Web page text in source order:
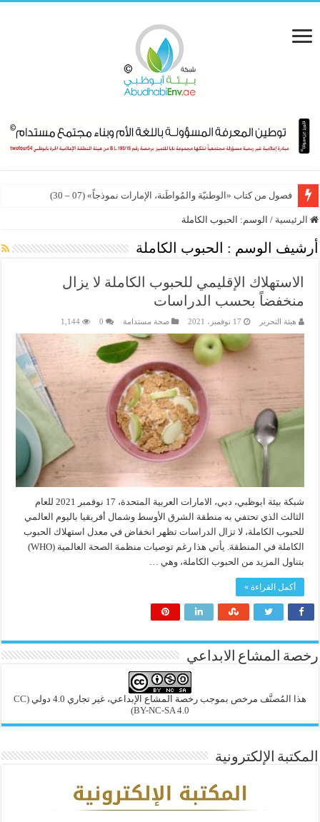
فصول من كتاب «الوطنيّة والمُواطَنة، الإمارات نموذجاً» (07 – 30)
الرئيسية / الوسم: الحبوب الكاملة
أرشيف الوسم : الحبوب الكاملة
الاستهلاك الإقليمي للحبوب الكاملة لا يزال
منخفضاً بحسب الدراسات
هيئة التحرير 17 نوفمبر، 2021 صحة مستدامة 0
1,144
شبكة بيئة ابوظبي، دبي، الامارات العربية المتحدة، 17 نوفمبر 2021 للعام
الثالث الذي تحتفي به منطقة الشرق الأوسط وشمال أفريقيا باليوم العالمي
للحبوب الكاملة، لا تزال الدراسات تظهر انخفاض في معدل استهلاك الحبوب
الكاملة في المنطقة. يأتي هذا رغم توصيات منظمة الصحة العالمية (WHO)
بتناول المزيد من الحبوب الكاملة، وهي …
أكمل القراءة »
رخصة المشاع الابداعي
هذا المُصنَّف مرخص بموجب رخصة المشاع الإبداعي، غير تجاري 4.0 دولي
(CC
BY-NC-SA 4.0)
المكتبة الإلكترونية